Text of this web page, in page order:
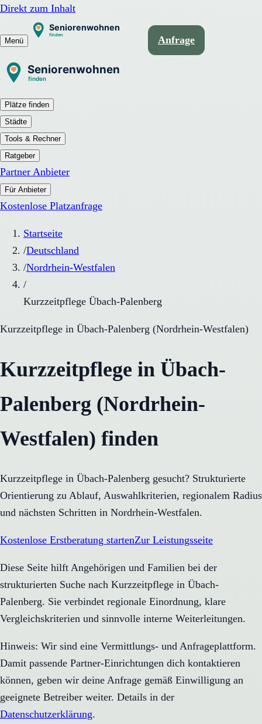
Direkt zum Inhalt
Menü Anfrage
Plätze finden
Städte
Tools & Rechner
Ratgeber
Partner Anbieter
Für Anbieter
Kostenlose Platzanfrage
Startseite
/Deutschland
/Nordrhein-Westfalen
/
Kurzzeitpflege Übach-Palenberg
Kurzzeitpflege in Übach-Palenberg (Nordrhein-Westfalen)
Kurzzeitpflege in Übach-
Palenberg (Nordrhein-
Westfalen) finden
Kurzzeitpflege in Übach-Palenberg gesucht? Strukturierte
Orientierung zu Ablauf, Auswahlkriterien, regionalem Radius
und nächsten Schritten in Nordrhein-Westfalen.
Kostenlose Erstberatung startenZur Leistungsseite
Diese Seite hilft Angehörigen und Familien bei der
strukturierten Suche nach Kurzzeitpflege in Übach-
Palenberg. Sie verbindet regionale Einordnung, klare
Vergleichskriterien und sinnvolle interne Weiterleitungen.
Hinweis: Wir sind eine Vermittlungs- und Anfrageplattform.
Damit passende Partner-Einrichtungen dich kontaktieren
können, geben wir deine Anfrage gemäß Einwilligung an
geeignete Betreiber weiter. Details in der
Datenschutzerklärung.